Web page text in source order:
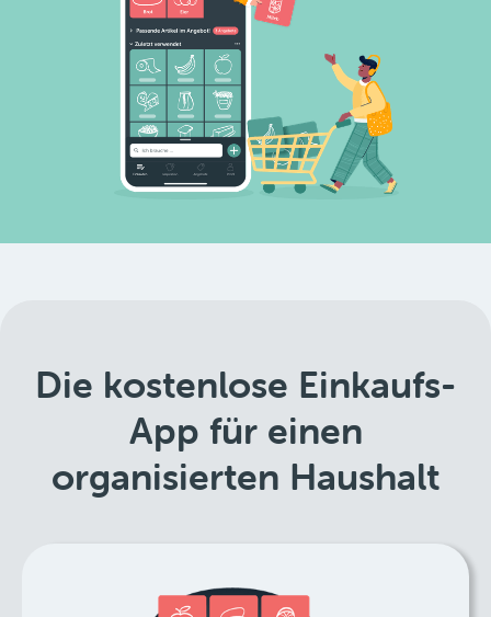
Die kostenlose Einkaufs-
App für einen
organisierten Haushalt